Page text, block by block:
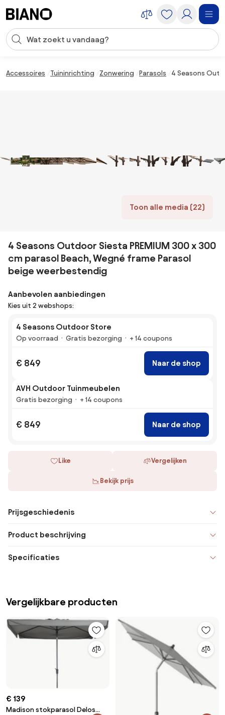
Zoekopdracht invoeren
Accessoires Tuininrichting Zonwering Parasols 4 Seasons
Toon alle media (22)
4 Seasons Outdoor Siesta PREMIUM 300 x 300
cm parasol Beach, Wegné frame Parasol
beige weerbestendig
Aanbevolen aanbiedingen
Kies uit 2 webshops:
4 Seasons Outdoor Store
Op voorraad Gratis bezorging + 14 coupons
€ 849 Naar de shop
AVH Outdoor Tuinmeubelen
Gratis bezorging + 14 coupons
€ 849 Naar de shop
Like Vergelijken
Bekijk prijs
Prijsgeschiedenis
Product beschrijving
Specificaties
Vergelijkbare producten
€ 139
Madison stokparasol Delos